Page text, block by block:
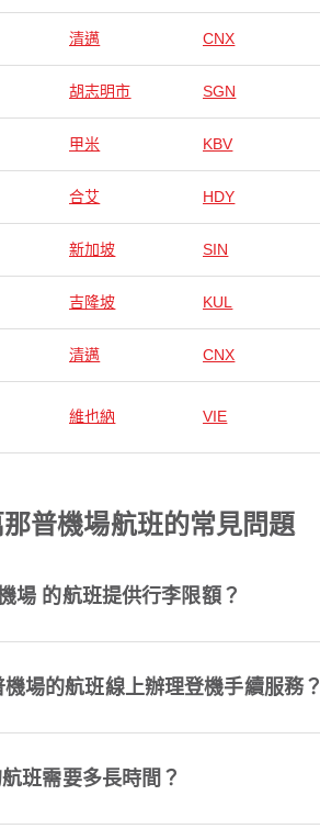
清邁 CNX
胡志明市 SGN
甲米 KBV
合艾 HDY
新加坡 SIN
吉隆坡 KUL
清邁 CNX
維也納 VIE
普機場航班的常見問題
的航班提供行李限額？
場的航班線上辦理登機手續服務？
班需要多長時間？